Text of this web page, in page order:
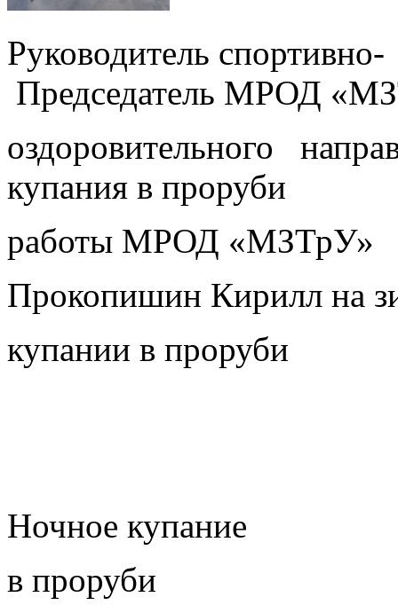
Руководитель
Председатель МРОД
купания в проруби
работы МРОД «МЗТрУ»
Прокопишин Кирилл на
купании в проруби
Ночное купание
в проруби